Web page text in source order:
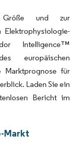
Größe und zur
Elektrophysiologie-
Intelligence™
europäischen
Marktprognose für
Laden Sie ein
Bericht im
Markt